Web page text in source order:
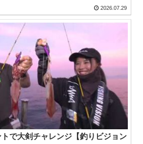
2026.07.29
で大剣チャレンジ【釣りビジョン